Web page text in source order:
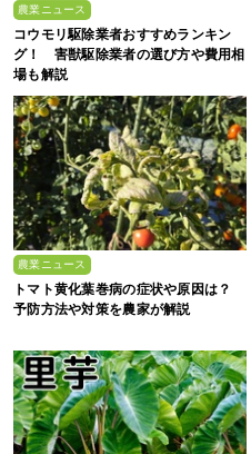
農業ニュース
コウモリ駆除業者おすすめランキン
グ！ 害獣駆除業者の選び方や費用相
場も解説
農業ニュース
トマト黄化葉巻病の症状や原因は？
予防方法や対策を農家が解説